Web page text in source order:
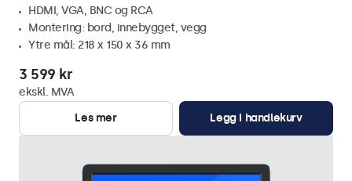
HDMI, VGA, BNC og RCA
Montering: bord, innebygget, vegg
Ytre mål: 218 x 150 x 36 mm
3 599 kr
ekskl. MVA
Les mer
Legg i handlekurv